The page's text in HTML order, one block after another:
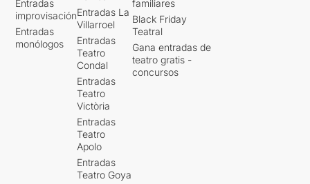
Entradas
improvisación
Entradas
monólogos
Entradas La
Villarroel
Entradas
Teatro
Condal
Entradas
Teatro
Victòria
Entradas
Teatro
Apolo
Entradas
Teatro Goya
familiares
Black Friday
Teatral
Gana entradas de
teatro gratis -
concursos